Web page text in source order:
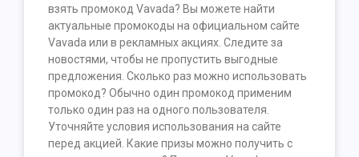
взять промокод Vavada? Вы можете найти
актуальные промокоды на официальном сайте
Vavada или в рекламных акциях. Следите за
новостями, чтобы не пропустить выгодные
предложения. Сколько раз можно использовать
промокод? Обычно один промокод применим
только один раз на одного пользователя.
Уточняйте условия использования на сайте
перед акцией. Какие призы можно получить с